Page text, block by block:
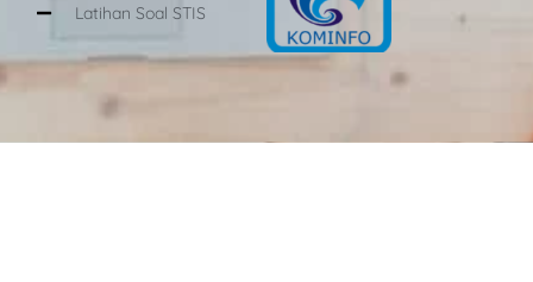
Latihan Soal STIS